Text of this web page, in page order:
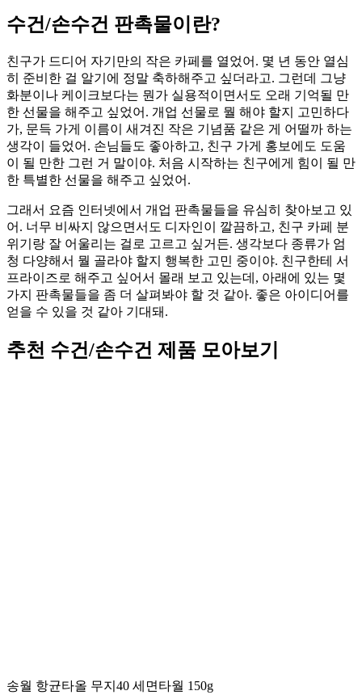
수건/손수건 판촉물이란?
친구가 드디어 자기만의 작은 카페를 열었어. 몇 년 동안 열심
히 준비한 걸 알기에 정말 축하해주고 싶더라고. 그런데 그냥
화분이나 케이크보다는 뭔가 실용적이면서도 오래 기억될 만
한 선물을 해주고 싶었어. 개업 선물로 뭘 해야 할지 고민하다
가, 문득 가게 이름이 새겨진 작은 기념품 같은 게 어떨까 하는
생각이 들었어. 손님들도 좋아하고, 친구 가게 홍보에도 도움
이 될 만한 그런 거 말이야. 처음 시작하는 친구에게 힘이 될 만
한 특별한 선물을 해주고 싶었어.
그래서 요즘 인터넷에서 개업 판촉물들을 유심히 찾아보고 있
어. 너무 비싸지 않으면서도 디자인이 깔끔하고, 친구 카페 분
위기랑 잘 어울리는 걸로 고르고 싶거든. 생각보다 종류가 엄
청 다양해서 뭘 골라야 할지 행복한 고민 중이야. 친구한테 서
프라이즈로 해주고 싶어서 몰래 보고 있는데, 아래에 있는 몇
가지 판촉물들을 좀 더 살펴봐야 할 것 같아. 좋은 아이디어를
얻을 수 있을 것 같아 기대돼.
추천 수건/손수건 제품 모아보기
송월 항균타올 무지40 세면타월 150g